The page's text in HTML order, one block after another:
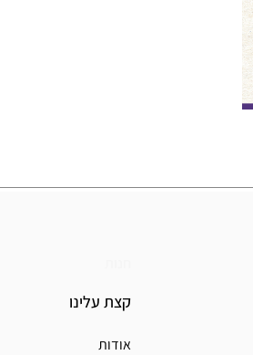
קצת עלינו
אודות